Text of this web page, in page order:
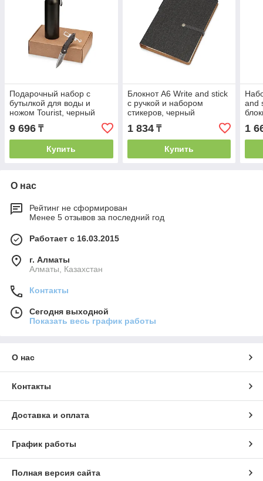
Подарочный набор с
бутылкой для воды и
ножом Tourist, черный
9 696 ₸
Купить
Блокнот А6 Write and stick
с ручкой и набором
стикеров, черный
1 834₸
Купить
and
1
О нас
Рейтинг не сформирован
Менее 5 отзывов за последний год
Работает с 16.03.2015
г. Алматы
Алматы, Казахстан
Контакты
Сегодня выходной
Показать весь график работы
О нас
Контакты
Доставка и оплата
График работы
Полная версия сайта